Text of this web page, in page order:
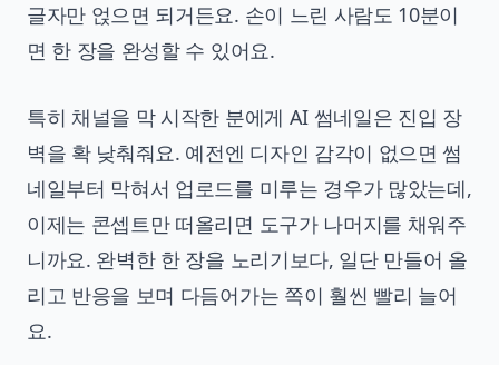
글자만 얹으면 되거든요. 손이 느린 사람도 10분이
면 한 장을 완성할 수 있어요.
특히 채널을 막 시작한 분에게 AI 썸네일은 진입 장
벽을 확 낮춰줘요. 예전엔 디자인 감각이 없으면 썸
네일부터 막혀서 업로드를 미루는 경우가 많았는데,
이제는 콘셉트만 떠올리면 도구가 나머지를 채워주
니까요. 완벽한 한 장을 노리기보다, 일단 만들어 올
리고 반응을 보며 다듬어가는 쪽이 훨씬 빨리 늘어
요.